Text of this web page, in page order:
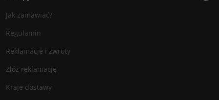
Jak zamawiać?
Regulamin
Reklamacje i zwroty
Złóż reklamację
Kraje dostawy